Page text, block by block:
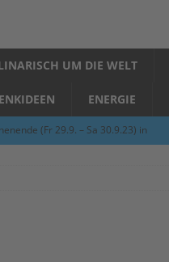
UM DIE WELT
ENERGIE
(Fr 29.9. – Sa 30.9.23) in